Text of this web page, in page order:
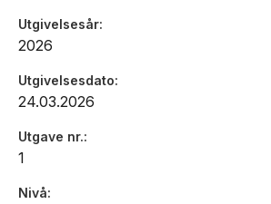
Utgivelsesår
2026
Utgivelsesdato
24.03.2026
Utgave nr.
1
Nivå